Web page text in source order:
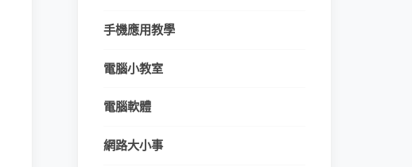
手機應用教學
電腦小教室
電腦軟體
網路大小事